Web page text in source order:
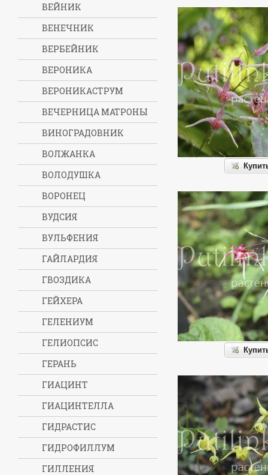
ВЕЙНИК
ВЕНЕЧНИК
ВЕРБЕЙНИК
ВЕРОНИКА
ВЕРОНИКАСТРУМ
ВЕЧЕРНИЦА МАТРОНЫ
ВИНОГРАДОВНИК
ВОЛЖАНКА
ВОЛОДУШКА
ВОРОНЕЦ
ВУДСИЯ
ВУЛЬФЕНИЯ
ГАЙЛАРДИЯ
ГВОЗДИКА
ГЕЙХЕРА
ГЕЛЕНИУМ
ГЕЛИОПСИС
ГЕРАНЬ
ГИАЦИНТ
ГИАЦИНТЕЛЛА
ГИДРАСТИС
ГИДРОФИЛЛУМ
ГИЛЛЕНИЯ